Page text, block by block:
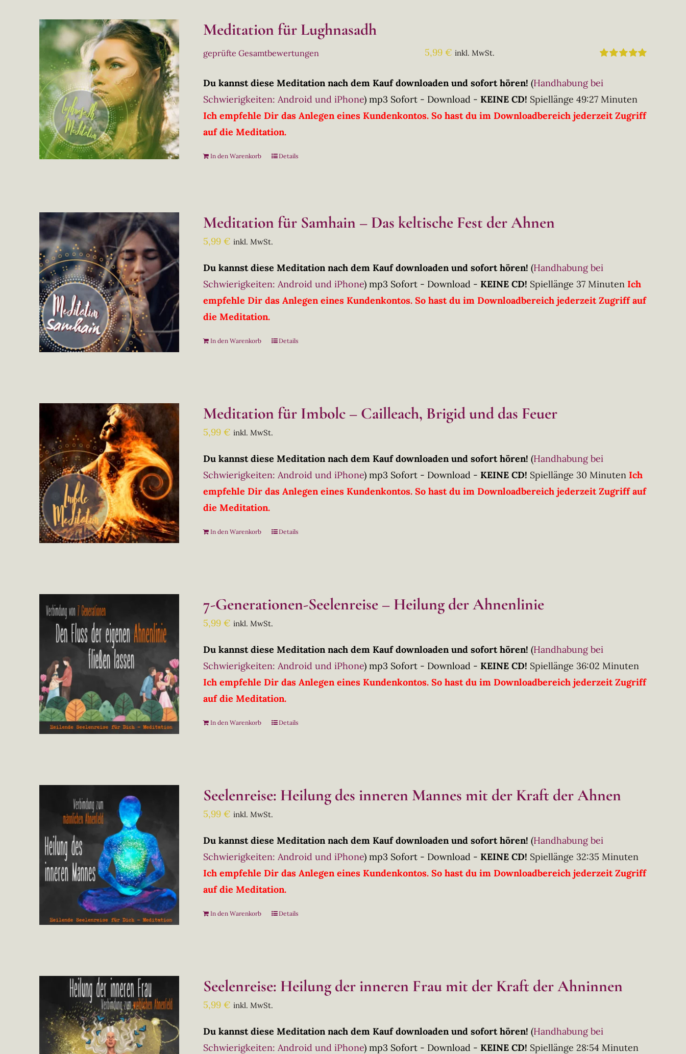
Meditation für Lughnasadh
5
geprüfte Gesamtbewertungen 5,99 € inkl. MwSt.
Du kannst diese Meditation nach dem Kauf downloaden und sofort hören! (Handhabung bei
Schwierigkeiten: Android und iPhone) mp3 Sofort - Download - KEINE CD! Spiellänge 49:27 Minuten
Ich empfehle Dir das Anlegen eines Kundenkontos. So hast du im Downloadbereich jederzeit Zugriff
auf die Meditation.
In den Warenkorb Details
Meditation für Samhain – Das keltische Fest der Ahnen
5,99€ inkl. MwSt.
Du kannst diese Meditation nach dem Kauf downloaden und sofort hören! (Handhabung bei
Schwierigkeiten: Android und iPhone) mp3 Sofort - Download - KEINE CD! Spiellänge 37 Minuten Ich
empfehle Dir das Anlegen eines Kundenkontos. So hast du im Downloadbereich jederzeit Zugriff auf
die Meditation.
In den Warenkorb Details
Meditation für Imbolc – Cailleach, Brigid und das Feuer
5,99€ inkl. MwSt.
Du kannst diese Meditation nach dem Kauf downloaden und sofort hören! (Handhabung bei
Schwierigkeiten: Android und iPhone) mp3 Sofort - Download - KEINE CD! Spiellänge 30 Minuten Ich
empfehle Dir das Anlegen eines Kundenkontos. So hast du im Downloadbereich jederzeit Zugriff auf
die Meditation.
In den Warenkorb Details
7-Generationen-Seelenreise – Heilung der Ahnenlinie
5,99€ inkl. MwSt.
Du kannst diese Meditation nach dem Kauf downloaden und sofort hören! (Handhabung bei
Schwierigkeiten: Android und iPhone) mp3 Sofort - Download - KEINE CD! Spiellänge 36:02 Minuten
Ich empfehle Dir das Anlegen eines Kundenkontos. So hast du im Downloadbereich jederzeit Zugriff
auf die Meditation.
In den Warenkorb Details
Seelenreise: Heilung des inneren Mannes mit der Kraft der Ahnen
5,99€ inkl. MwSt.
Du kannst diese Meditation nach dem Kauf downloaden und sofort hören! (Handhabung bei
Schwierigkeiten: Android und iPhone) mp3 Sofort - Download - KEINE CD! Spiellänge 32:35 Minuten
Ich empfehle Dir das Anlegen eines Kundenkontos. So hast du im Downloadbereich jederzeit Zugriff
auf die Meditation.
In den Warenkorb Details
Seelenreise: Heilung der inneren Frau mit der Kraft der Ahninnen
5,99€ inkl. MwSt.
Du kannst diese Meditation nach dem Kauf downloaden und sofort hören! (Handhabung bei
Schwierigkeiten: Android und iPhone) mp3 Sofort - Download - KEINE CD! Spiellänge 28:54 Minuten